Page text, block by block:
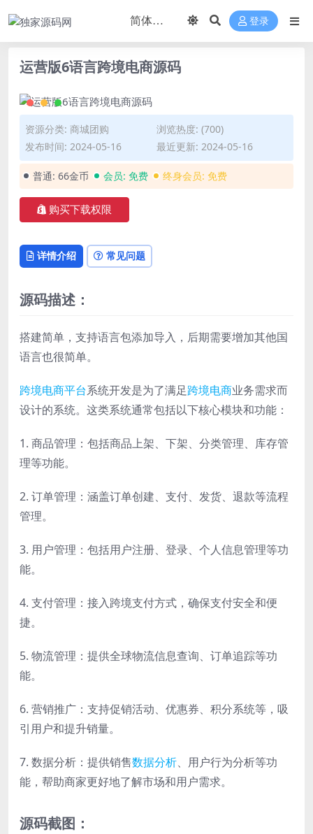
登录
运营版6语言跨境电商源码
资源分类: 商城团购
浏览热度: (700)
发布时间: 2024-05-16
最近更新: 2024-05-16
普通: 66金币 会员: 免费 终身会员: 免费
购买下载权限
详情介绍 常见问题
源码描述：
搭建简单，支持语言包添加导入，后期需要增加其他国
语言也很简单。
跨境电商平台系统开发是为了满足跨境电商业务需求而
设计的系统。这类系统通常包括以下核心模块和功能：
1. 商品管理：包括商品上架、下架、分类管理、库存管
理等功能。
2. 订单管理：涵盖订单创建、支付、发货、退款等流程
管理。
3. 用户管理：包括用户注册、登录、个人信息管理等功
能。
4. 支付管理：接入跨境支付方式，确保支付安全和便
捷。
5. 物流管理：提供全球物流信息查询、订单追踪等功
能。
6. 营销推广：支持促销活动、优惠券、积分系统等，吸
引用户和提升销量。
7. 数据分析：提供销售数据分析、用户行为分析等功
能，帮助商家更好地了解市场和用户需求。
源码截图：